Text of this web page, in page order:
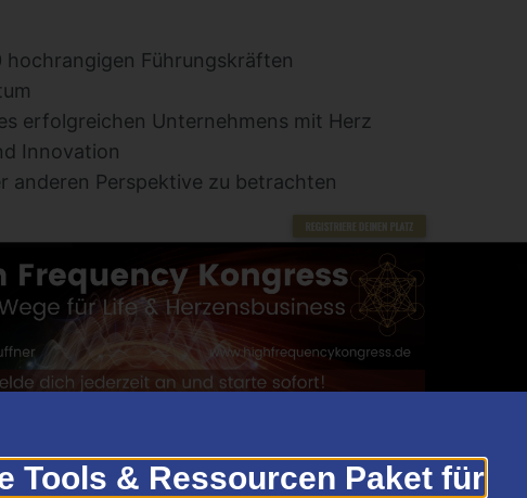
Führungskräften
erfolgreichen Unternehmens mit Herz
Innovation
anderen Perspektive zu betrachten
Tools & Ressourcen Paket für